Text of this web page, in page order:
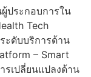
ประกอบการใน
Tech
ะดับบริการด้าน
– Smart
รเปลี่ยนแปลงด้าน